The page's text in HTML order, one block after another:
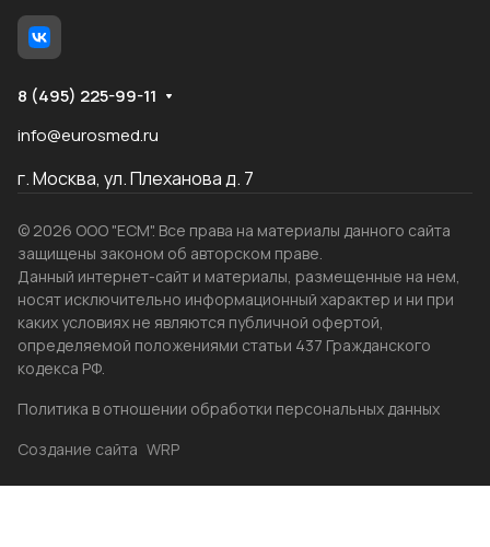
8 (495) 225-99-11
info@eurosmed.ru
г. Москва, ул. Плеханова д. 7
© 2026 ООО "ЕСМ". Все права на материалы данного сайта
защищены законом об авторском праве.
Данный интернет-сайт и материалы, размещенные на нем,
носят исключительно информационный характер и ни при
каких условиях не являются публичной офертой,
определяемой положениями статьи 437 Гражданского
кодекса РФ.
Политика в отношении обработки персональных данных
Создание сайта WRP